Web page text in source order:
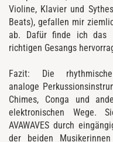
Violine, Klavier und
Beats), gefallen mir
ab. Dafür finde ich das
richtigen Gesangs
Fazit: Die
analoge
Chimes, Conga und
elektronischen Wege.
AVAWAVES durch
der beiden